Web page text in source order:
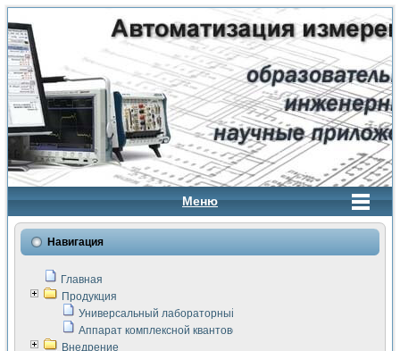
Меню
Навигация
Главная
Продукция
Универсальный лабораторный стенд "Сигнал-USB"
Аппарат комплексной квантовой терапии Интроскан
Внедрение